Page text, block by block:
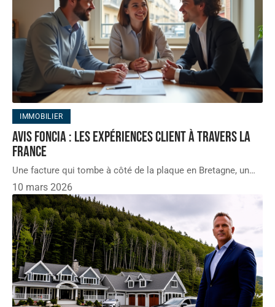
IMMOBILIER
Avis Foncia : les expériences client à travers la
France
Une facture qui tombe à côté de la plaque en Bretagne, un…
10 mars 2026